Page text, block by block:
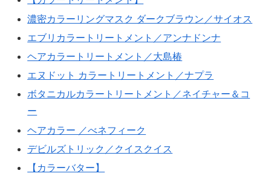
濃密カラーリングマスク ダークブラウン／サイオス
エブリカラートリートメント／アンナドンナ
ヘアカラートリートメント／大島椿
エヌドット カラートリートメント／ナプラ
ボタニカルカラートリートメント／ネイチャー＆コ
ー
ヘアカラー ／べネフィーク
デビルズトリック／クイスクイス
【カラーバター】